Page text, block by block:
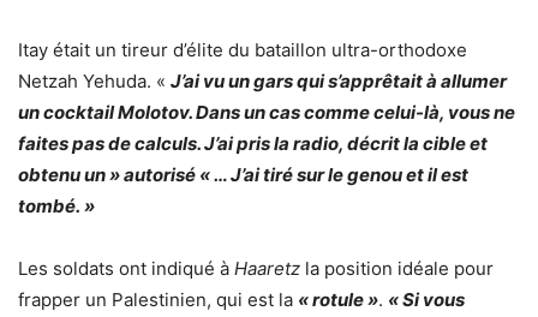
Itay était un tireur d’élite du bataillon ultra-orthodoxe
Netzah Yehuda. « J’ai vu un gars qui s’apprêtait à allumer
un cocktail Molotov. Dans un cas comme celui-là, vous ne
faites pas de calculs. J’ai pris la radio, décrit la cible et
obtenu un » autorisé « … J’ai tiré sur le genou et il est
tombé. »
Les soldats ont indiqué à Haaretz la position idéale pour
frapper un Palestinien, qui est la « rotule ». « Si vous